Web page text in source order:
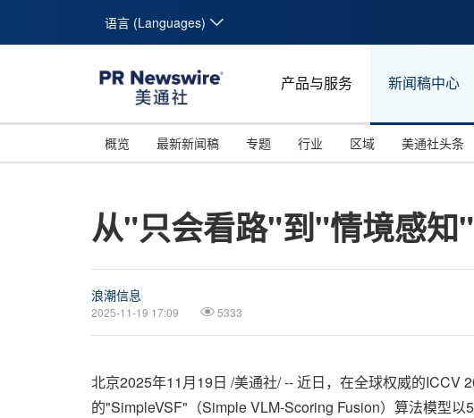
语言 (Languages)
产品与服务 新闻稿中心
概览 最新新闻稿 专题 行业 区域 美通社头条
从"只会看路"到"情境感知
浪潮信息
2025-11-19 17:09 5333
北京2025年11月19日 /美通社/ -- 近日，在全球权威的ICCV
的"SimpleVSF"（Simple VLM-Scoring Fusion）算法模型